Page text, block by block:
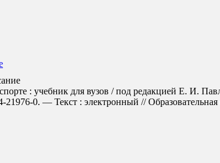
: учебник для вузов / под редакцией Е. И.
0. — Текст : электронный //